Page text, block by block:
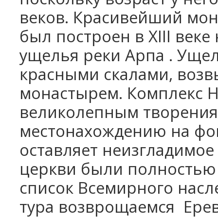
веков. Красивейший
был построен в XIII веке
ущелья реки Арпа .
красными скалами,
монастырем. Комплекс
великолепным
местонахождению на
оставляет
церкви были
список Всемирного
тура возврощаемся